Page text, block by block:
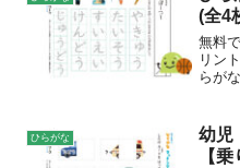
にイ
(全4
無料
リン
らが
い。
方法
ひらがな
幼児
【